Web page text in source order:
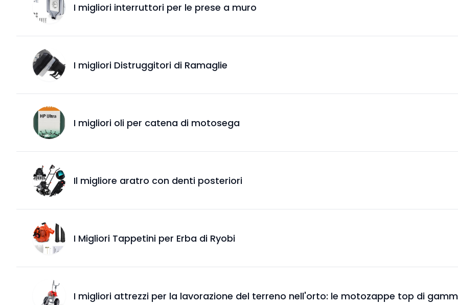
I migliori interruttori per le prese a muro
I migliori Distruggitori di Ramaglie
I migliori oli per catena di motosega
Il migliore aratro con denti posteriori
I Migliori Tappetini per Erba di Ryobi
I migliori attrezzi per la lavorazione del terreno nell'orto: le motozappe top di